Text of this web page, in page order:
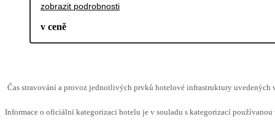
zobrazit podrobnosti
v ceně
Čas stravování a provoz jednotlivých prvků hotelové infrastruktury uvedených
Informace o oficiální kategorizaci hotelu je v souladu s kategorizací